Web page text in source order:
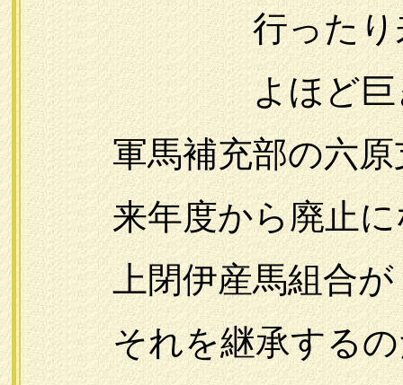
行ったり来た
よほど巨きな
軍馬補充部の六原
来年度から廃止に
上閉伊産馬組合が
それを継承するの